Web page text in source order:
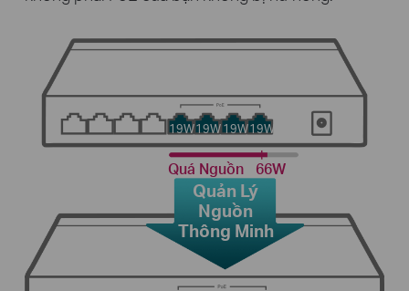
Quá Nguồn 66W
Quản Lý
Nguồn
Thông Minh
19W19W19W19W